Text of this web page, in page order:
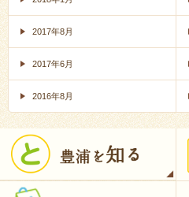
2017年8月
2017年6月
2016年8月